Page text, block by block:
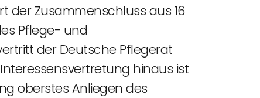
der Zusammenschluss aus 16
Pflege- und
der Deutsche Pflegerat
hinaus ist
oberstes Anliegen des